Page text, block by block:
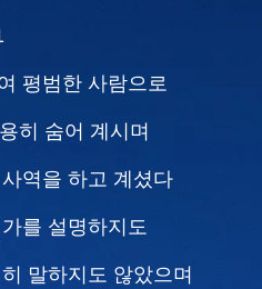
평범한 사람으로
히 숨어 계시며
역을 하고 계셨다
를 설명하지도
말하지도 않았으며